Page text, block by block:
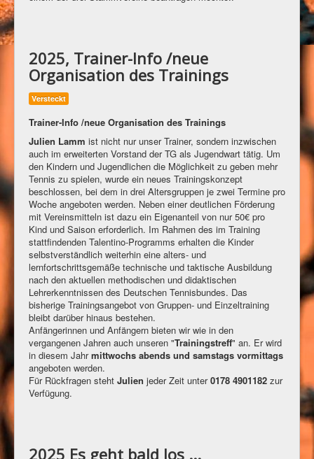
2025, Trainer-Info /neue
Organisation des Trainings
Versteckt
Trainer-Info /neue Organisation des Trainings
Julien Lamm ist nicht nur unser Trainer, sondern inzwischen
auch im erweiterten Vorstand der TG als Jugendwart tätig. Um
den Kindern und Jugendlichen die Möglichkeit zu geben mehr
Tennis zu spielen, wurde ein neues Trainingskonzept
beschlossen, bei dem in drei Altersgruppen je zwei Termine pro
Woche angeboten werden. Neben einer deutlichen Förderung
mit Vereinsmitteln ist dazu ein Eigenanteil von nur 50€ pro
Kind und Saison erforderlich. Im Rahmen des im Training
stattfindenden Talentino-Programms erhalten die Kinder
selbstverständlich weiterhin eine alters- und
lernfortschrittsgemäße technische und taktische Ausbildung
nach den aktuellen methodischen und didaktischen
Lehrerkenntnissen des Deutschen Tennisbundes. Das
bisherige Trainingsangebot von Gruppen- und Einzeltraining
bleibt darüber hinaus bestehen.
Anfängerinnen und Anfängern bieten wir wie in den
vergangenen Jahren auch unseren "Trainingstreff" an. Er wird
in diesem Jahrmittwochs abends und samstags vormittags
angeboten werden.
Für Rückfragen steht Julien jeder Zeit unter0178 4901182 zur
Verfügung.
2025 Es geht bald los ...